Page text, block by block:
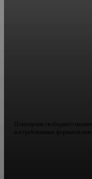
Помещения свободного
востребованных форматов